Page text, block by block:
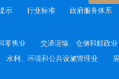
示 行业标准 政府服务体系
零售业 交通运输、仓储和邮政业
水利、环境和公共设施管理业